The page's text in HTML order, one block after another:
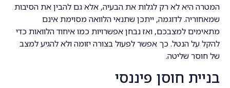
המטרה היא לא רק לגלות את הבעיה, אלא גם להבין את הסיבות
שמאחוריה. לדוגמה, ייתכן שתנאי הלוואה מסוימת אינם
מתאימים למצבכם, ואז נבחן אפשרויות כמו איחוד הלוואות כדי
להקל על הנטל. כך אפשר לפעול בצורה יזומה ולא להגיע למצב
של חוסר שליטה.
בניית חוסן פיננסי